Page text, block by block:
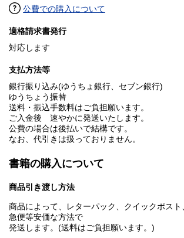
公費での購入について
適格請求書発行
対応します
支払方法等
銀行振り込み(ゆうちょ銀行、セブン銀行)
ゆうちょう振替
送料・振込手数料はご負担願います。
ご入金後 速やかに発送いたします。
公費の場合は後払いで結構です。
なお、代引きは扱っておりません。
書籍の購入について
商品引き渡し方法
商品によって、レターパック、クイックポス
急便等安価な方法で
発送します。(送料はご負担願います。)